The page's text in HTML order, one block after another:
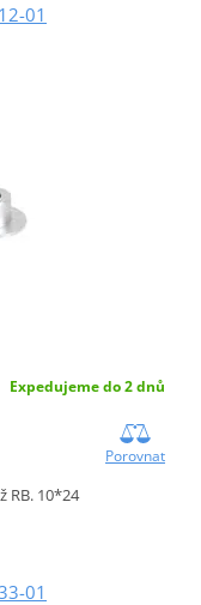
01
Expedujeme do 2 dnů
Porovnat
RB. 10*24
01